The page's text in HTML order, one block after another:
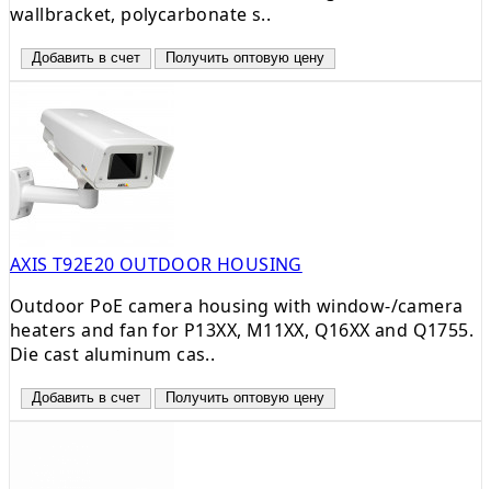
wallbracket, polycarbonate s..
Добавить в счет Получить оптовую цену
AXIS T92E20 OUTDOOR HOUSING
Outdoor PoE camera housing with window-/camera
heaters and fan for P13XX, M11XX, Q16XX and Q1755.
Die cast aluminum cas..
Добавить в счет Получить оптовую цену